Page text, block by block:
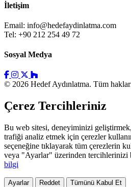
İletişim
Email: info@hedefaydinlatma.com
Tel: +90 212 254 49 72
Sosyal Medya
© 2026 Hedef Aydınlatma. Tüm hakları
Çerez Tercihleriniz
Bu web sitesi, deneyiminizi
trafiği analiz etmek için çerezler
seçeneğine tıklayarak tüm çerezlerin
veya "Ayarlar" üzerinden tercihlerinizi
bilgi
Ayarlar Reddet Tümünü Kabul Et